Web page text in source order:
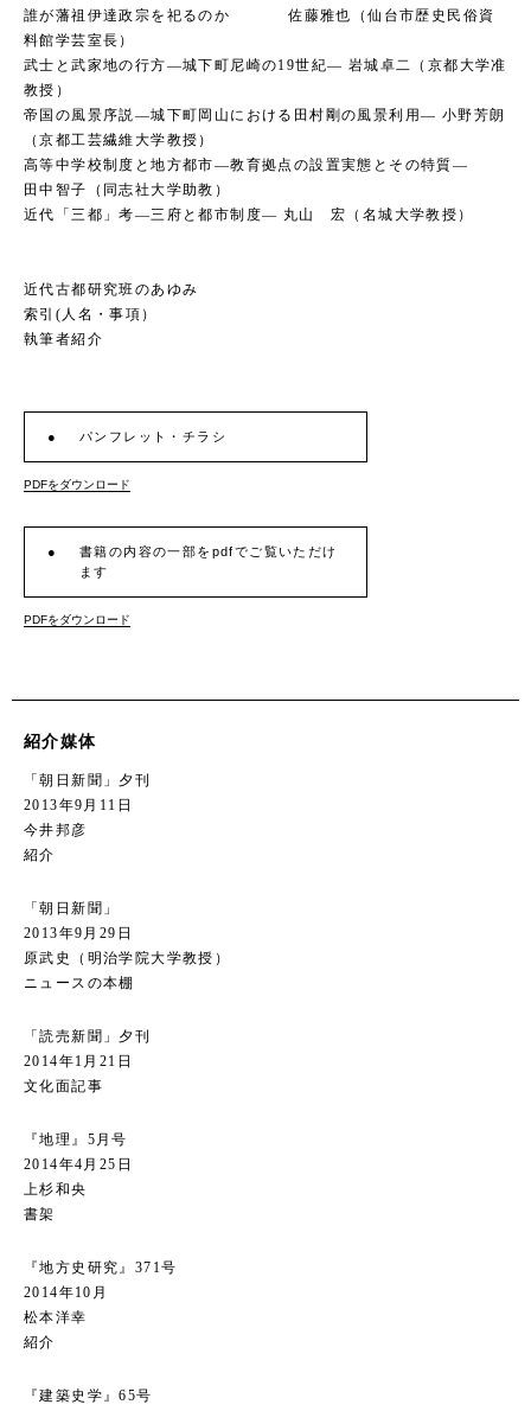
誰が藩祖伊達政宗を祀るのか 佐藤雅也（仙台市歴史民俗資
料館学芸室長）
武士と武家地の行方―城下町尼崎の19世紀― 岩城卓二（京都大学准
教授）
帝国の風景序説―城下町岡山における田村剛の風景利用― 小野芳朗
（京都工芸繊維大学教授）
高等中学校制度と地方都市―教育拠点の設置実態とその特質―
田中智子（同志社大学助教）
近代「三都」考―三府と都市制度― 丸山 宏（名城大学教授）
近代古都研究班のあゆみ
索引(人名・事項）
執筆者紹介
パンフレット・チラシ
PDFをダウンロード
書籍の内容の一部をpdfでご覧いただけ
ます
PDFをダウンロード
紹介媒体
「朝日新聞」夕刊
2013年9月11日
今井邦彦
紹介
「朝日新聞」
2013年9月29日
原武史（明治学院大学教授）
ニュースの本棚
「読売新聞」夕刊
2014年1月21日
文化面記事
『地理』5月号
2014年4月25日
上杉和央
書架
『地方史研究』371号
2014年10月
松本洋幸
紹介
『建築史学』65号